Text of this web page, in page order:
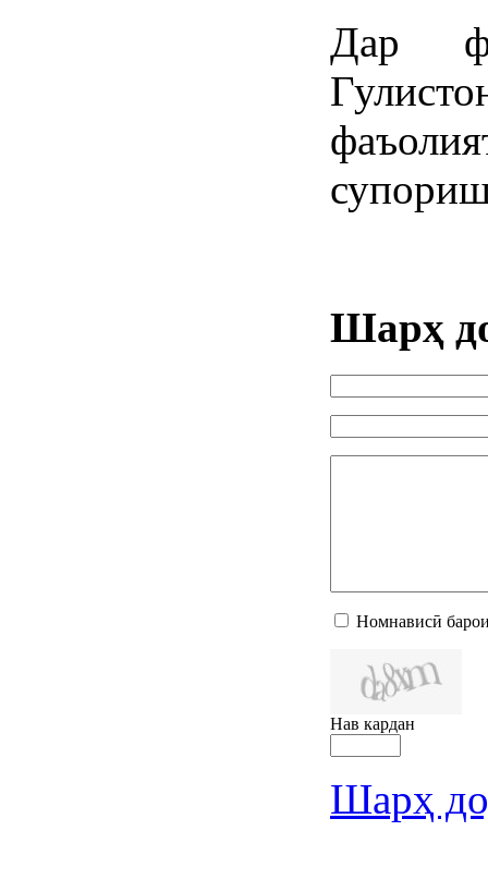
Дар
Шарҳ
Номнависӣ
Нав кардан
Шарҳ